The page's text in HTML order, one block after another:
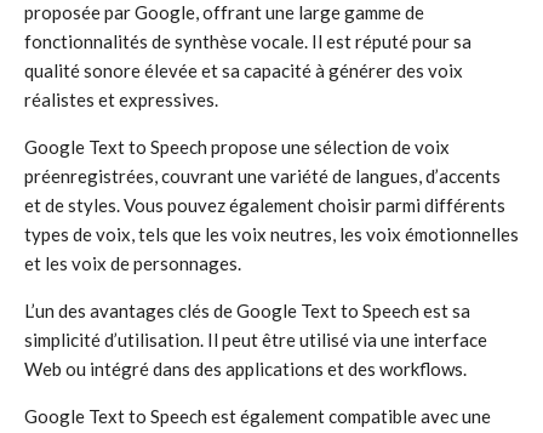
proposée par Google, offrant une large gamme de
fonctionnalités de synthèse vocale. Il est réputé pour sa
qualité sonore élevée et sa capacité à générer des voix
réalistes et expressives.
Google Text to Speech propose une sélection de voix
préenregistrées, couvrant une variété de langues, d’accents
et de styles. Vous pouvez également choisir parmi différents
types de voix, tels que les voix neutres, les voix émotionnelles
et les voix de personnages.
L’un des avantages clés de Google Text to Speech est sa
simplicité d’utilisation. Il peut être utilisé via une interface
Web ou intégré dans des applications et des workflows.
Google Text to Speech est également compatible avec une